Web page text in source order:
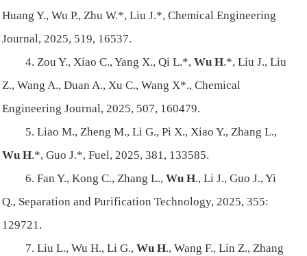
Huang Y., Wu P., Zhu W.*, Liu J.*, Chemical Engineering
Journal, 2025, 519, 16537.
4. Zou Y., Xiao C., Yang X., Qi L.*,Wu H.*, Liu J., Liu
Z., Wang A., Duan A., Xu C., Wang X*., Chemical
Engineering Journal, 2025, 507, 160479.
5. Liao M., Zheng M., Li G., Pi X., Xiao Y., Zhang L.,
Wu H.*, Guo J.*, Fuel, 2025, 381, 133585.
6. Fan Y., Kong C., Zhang L.,Wu H., Li J., Guo J., Yi
Q., Separation and Purification Technology, 2025, 355:
129721.
7. Liu L., Wu H., Li G.,Wu H., Wang F., Lin Z., Zhang